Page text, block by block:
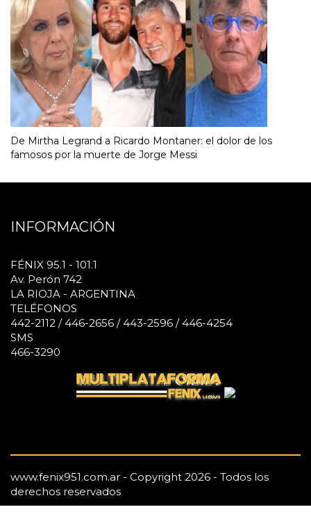
De Mirtha Legrand a Ricardo Montaner: el dolor de los
famosos por la muerte de Jorge Messi
INFORMACIÓN
FÉNIX 95.1 - 101.1
Av. Perón 742
LA RIOJA - ARGENTINA
TELÉFONOS
442-2112 / 446-2656 / 443-2596 / 446-4254
SMS
466-3290
www.fenix951.com.ar - Copyright 2026 - Todos los
derechos reservados